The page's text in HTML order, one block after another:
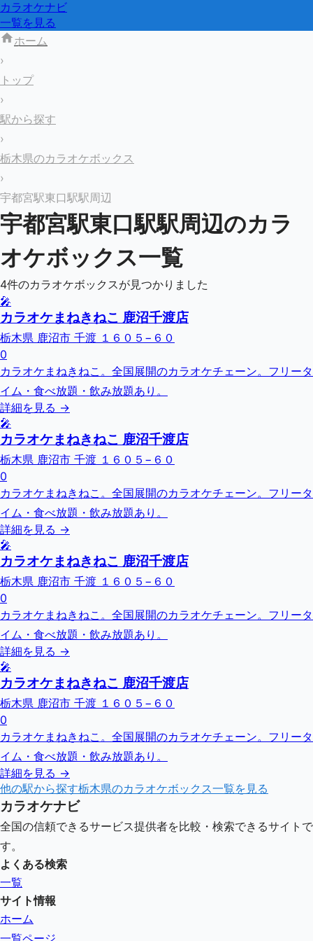
カラオケナビ
一覧を見る
ホーム
›
トップ
›
駅から探す
›
栃木県のカラオケボックス
›
宇都宮駅東口駅駅周辺
宇都宮駅東口駅駅周辺のカラ
オケボックス一覧
4件のカラオケボックスが見つかりました
🎤
カラオケまねきねこ 鹿沼千渡店
栃木県 鹿沼市 千渡 １６０５−６０
0
カラオケまねきねこ。全国展開のカラオケチェーン。フリータ
イム・食べ放題・飲み放題あり。
詳細を見る →
🎤
カラオケまねきねこ 鹿沼千渡店
栃木県 鹿沼市 千渡 １６０５−６０
0
カラオケまねきねこ。全国展開のカラオケチェーン。フリータ
イム・食べ放題・飲み放題あり。
詳細を見る →
🎤
カラオケまねきねこ 鹿沼千渡店
栃木県 鹿沼市 千渡 １６０５−６０
0
カラオケまねきねこ。全国展開のカラオケチェーン。フリータ
イム・食べ放題・飲み放題あり。
詳細を見る →
🎤
カラオケまねきねこ 鹿沼千渡店
栃木県 鹿沼市 千渡 １６０５−６０
0
カラオケまねきねこ。全国展開のカラオケチェーン。フリータ
イム・食べ放題・飲み放題あり。
詳細を見る →
他の駅から探す栃木県のカラオケボックス一覧を見る
カラオケナビ
全国の信頼できるサービス提供者を比較・検索できるサイトで
す。
よくある検索
一覧
サイト情報
ホーム
一覧ページ